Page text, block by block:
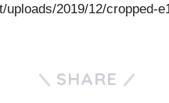
2019/12/cropped-
SHARE